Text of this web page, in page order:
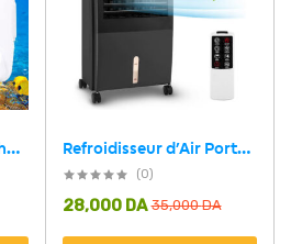
Étui de plongée étanche PULUZ 40m pour iPhone 16/15/14/13/12/11 Pro Max – حافظة هاتف إحترافية تحت الماء Refroidisseur d’Air Portable 4 en 1 Réservoir 8L – مبرد متنقل
(0)
35,000DA
28,000 DA